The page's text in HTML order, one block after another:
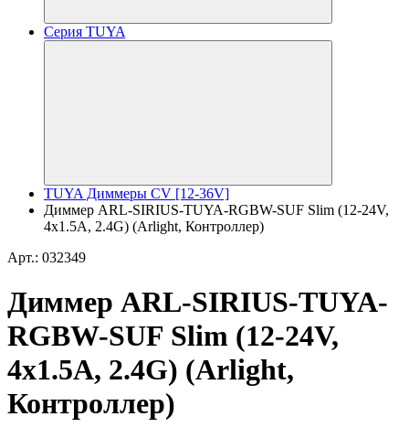
Серия TUYA
TUYA Диммеры CV [12-36V]
Диммер ARL-SIRIUS-TUYA-RGBW-SUF Slim (12-24V,
4x1.5A, 2.4G) (Arlight, Контроллер)
Арт.: 032349
Диммер ARL-SIRIUS-TUYA-
RGBW-SUF Slim (12-24V,
4x1.5A, 2.4G) (Arlight,
Контроллер)